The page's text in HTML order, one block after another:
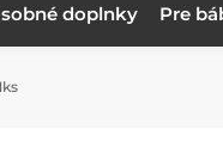
doplnky Pre